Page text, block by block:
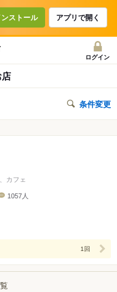
ンストール アプリで開く
ログイン
店
条件変更
カフェ
1057人
1回